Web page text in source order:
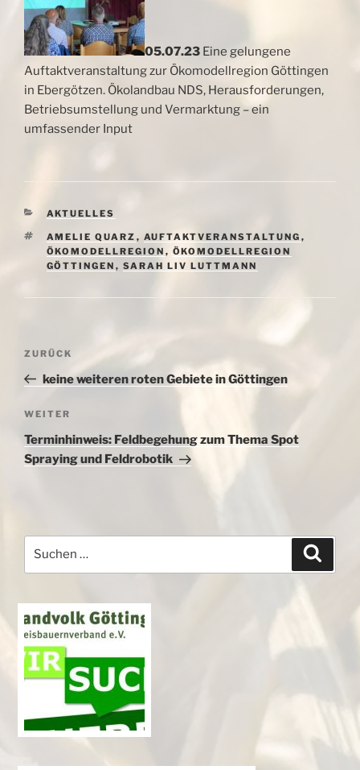
05.07.23 Eine gelungene
Auftaktveranstaltung zur Ökomodellregion Göttingen
in Ebergötzen. Ökolandbau NDS, Herausforderungen,
Betriebsumstellung und Vermarktung – ein
umfassender Input
KATEGORIEN
AKTUELLES
SCHLAGWÖRTER
AMELIE QUARZ , AUFTAKTVERANSTALTUNG ,
ÖKOMODELLREGION , ÖKOMODELLREGION
GÖTTINGEN , SARAH LIV LUTTMANN
Beitragsnavigation
Vorheriger
Beitrag
ZURÜCK
keine weiteren roten Gebiete in Göttingen
Nächster
Beitrag
WEITER
Terminhinweis: Feldbegehung zum Thema Spot
Spraying und Feldrobotik
nach: